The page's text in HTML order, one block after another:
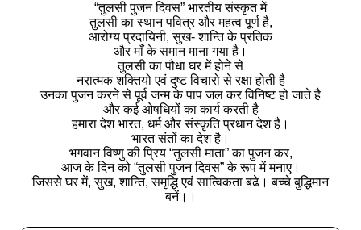
“तुलसी पुजन दिवस” भारतीय संस्कृत में
तुलसी का स्थान पवित्र और महत्व पूर्ण है,
आरोग्य प्रदायिनी, सुख- शान्ति के प्रतिक
और माँ के समान माना गया है।
तुलसी का पौधा घर में होने से
नरात्मक शक्तियो एवं दुष्ट विचारो से रक्षा होती है
उनका पुजन करने से पूर्व जन्म के पाप जल कर विनिष्ट हो जाते है
और कई ओषधियों का कार्य करती है
हमारा देश भारत, धर्म और संस्कृति प्रधान देश है।
भारत संतों का देश है।
भगवान विष्णु की प्रिय “तुलसी माता” का पुजन कर,
आज के दिन को “तुलसी पुजन दिवस” के रूप में मनाए।
जिससे घर में, सुख, शान्ति, समृद्धि एवं सात्विकता बढे। बच्चे बुद्धिमान
बनें।।